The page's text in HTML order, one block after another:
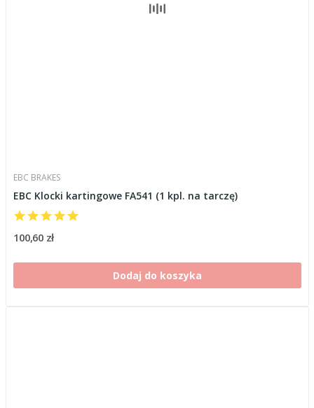
EBC BRAKES
EBC Klocki kartingowe FA541 (1 kpl. na tarczę)
100,60 zł
Dodaj do koszyka